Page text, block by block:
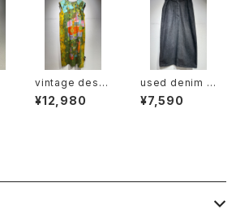
vintage desig
n onepiece
¥12,980
used denim s
kirt
¥7,590